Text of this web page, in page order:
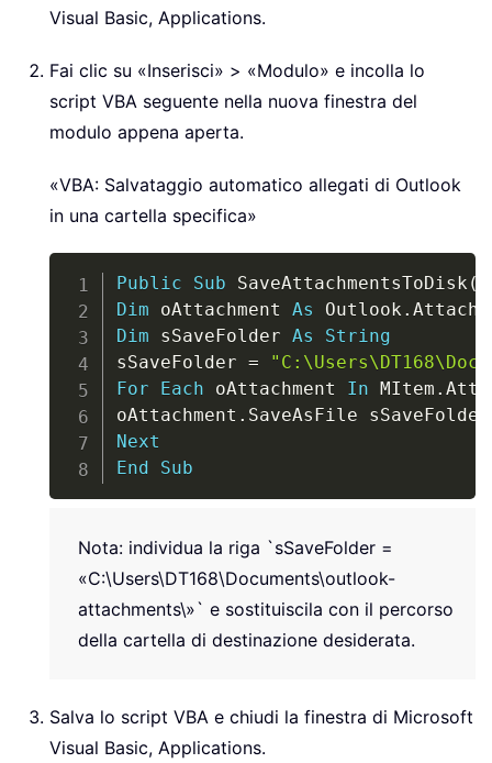
Visual Basic, Applications.
Fai clic su «Inserisci» > «Modulo» e incolla lo
script VBA seguente nella nuova finestra del
modulo appena aperta.
«VBA: Salvataggio automatico allegati di Outlook
in una cartella specifica»
Public Sub SaveAttachmentsToDisk (
Dim oAttachment As Outlook .
Dim sSaveFolder As
String
sSaveFolder =
For
Each oAttachment In MItem .
oAttachment . SaveAsFile
Next
End
Sub
Copy
Nota: individua la riga `sSaveFolder =
«C:\Users\DT168\Documents\outlook-
attachments\»` e sostituiscila con il percorso
della cartella di destinazione desiderata.
Salva lo script VBA e chiudi la finestra di Microsoft
Visual Basic, Applications.